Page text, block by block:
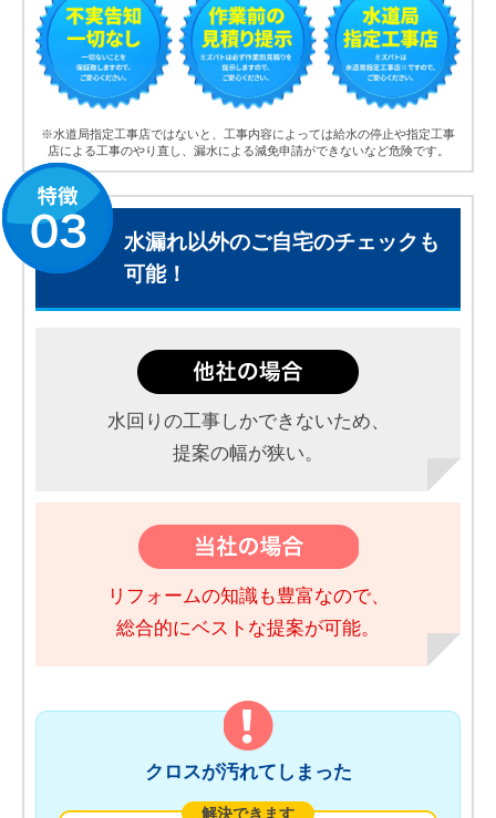
※水道局指定工事店ではないと、工事内容によっては給水の停止や指定工事
店による工事のやり直し、漏水による減免申請ができないなど危険です。
水漏れ以外のご自宅のチェックも
可能！
水回りの工事しかできないため、
提案の幅が狭い。
リフォームの知識も豊富なので、
総合的にベストな提案が可能。
クロスが汚れてしまった
解決できます